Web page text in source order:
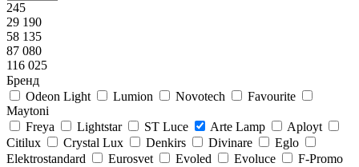
245
29 190
58 135
87 080
116 025
Бренд
Odeon Light
Lumion Novotech
Favourite
Maytoni
Freya
Lightstar ST Luce Arte Lamp
Aployt
Citilux
Crystal Lux Denkirs Divinare
Eglo
Elektrostandard
Eurosvet Evoled Evoluce
F-Promo